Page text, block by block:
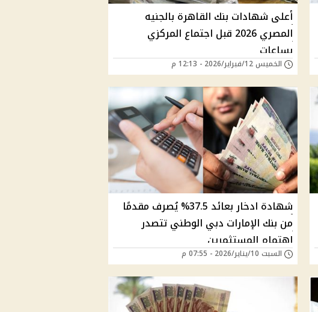
أعلى شهادات بنك القاهرة بالجنيه
المصري 2026 قبل اجتماع المركزي
بساعات
الخميس 12/فبراير/2026 - 12:13 م
شهادة ادخار بعائد 37.5% يُصرف مقدمًا
من بنك الإمارات دبي الوطني تتصدر
اهتمام المستثمرين
السبت 10/يناير/2026 - 07:55 م